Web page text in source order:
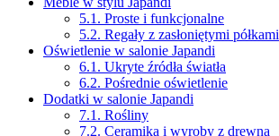
5.1. Proste i funkcjonalne
5.2. Regały z zasłoniętymi półkami
Oświetlenie w salonie Japandi
6.1. Ukryte źródła światła
6.2. Pośrednie oświetlenie
Dodatki w salonie Japandi
7.1. Rośliny
7.2. Ceramika i wyroby z drewna